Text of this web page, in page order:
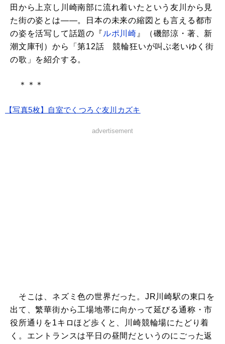
田から上京し川崎南部に流れ着いたという友川から見
た街の姿とは――。日本の未来の縮図とも言える都市
の姿を活写して話題の『 ルポ川崎 』（磯部涼・著、新
潮文庫刊）から「第12話 競輪狂いが叫ぶ老いゆく街
の歌」を紹介する。
＊＊＊
【写真5枚】自室でくつろぐ友川カズキ
advertisement
そこは、ネズミ色の世界だった。JR川崎駅の東口を
出て、繁華街から工場地帯に向かって延びる通称・市
役所通りを1キロほど歩くと、川崎競輪場にたどり着
く。エントランスは平日の昼間だというのにごった返